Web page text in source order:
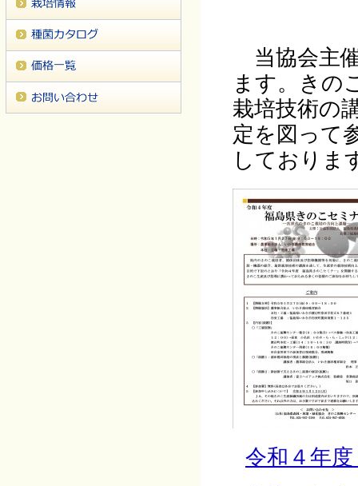
当協会主
ます。きの
栽培技術の
定を図って
しておりま
令和４年